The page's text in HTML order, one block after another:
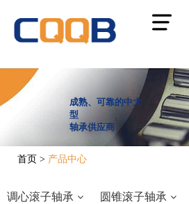
成熟、可靠的中大
型
轴承供应商
首页 > 产品中心
调心滚子轴承 圆锥滚子轴承